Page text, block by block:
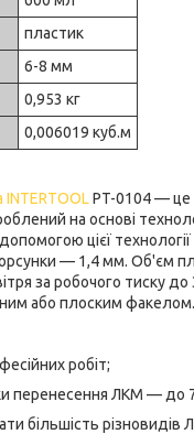
пластик
6-8 мм
0,953 кг
0,006019 куб.м
INTERTOOLPT-0104 — це
на основі
цієї
— 1,4 мм. Об'єм
за робочого тиску
або плоским факелом.
робіт;
перенесення ЛКМ — до
більшість різновидів